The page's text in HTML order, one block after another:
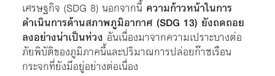
เศรษฐกิจ (SDG 8) นอกจากนี้ ความก้าวหน้าในการ
ดำเนินการด้านสภาพภูมิอากาศ (SDG 13) ยังถดถอย
ลงอย่างน่าเป็นห่วง อันเนื่องมาจากความเปราะบางต่อ
ภัยพิบัติของภูมิภาคนี้และปริมาณการปล่อยก๊าซเรือน
กระจกที่ยังมีอยู่อย่างต่อเนื่อง